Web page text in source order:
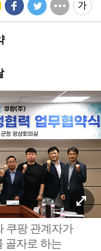
쿠팡 관계자가
골자로 하는